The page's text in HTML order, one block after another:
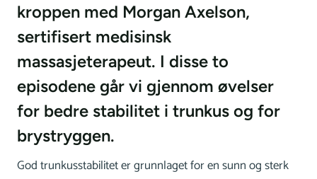
kroppen med Morgan Axelson,
sertifisert medisinsk
massasjeterapeut. I disse to
episodene går vi gjennom øvelser
for bedre stabilitet i trunkus og for
brystryggen.
God trunkusstabilitet er grunnlaget for en sunn og sterk